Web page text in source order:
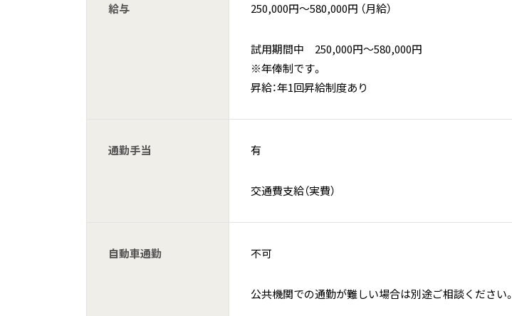
給与 250,000円〜580,000円 （月給）
試用期間中 250,000円〜580,000円
※年俸制です。
昇給：年1回昇給制度あり
通勤手当 有
交通費支給（実費）
自動車通勤 不可
公共機関での通勤が難しい場合は別途ご相談ください。